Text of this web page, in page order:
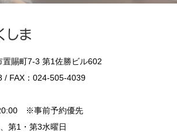
賜町7-3 第1佐勝ビル602
/ FAX：024-505-4039
※事前予約優先
第1・第3水曜日